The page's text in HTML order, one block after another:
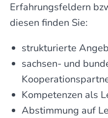
Erfahrungs­feldern
diesen finden Sie:
strukturierte
sachsen- und
Kompetenzen als
Abstimmung auf